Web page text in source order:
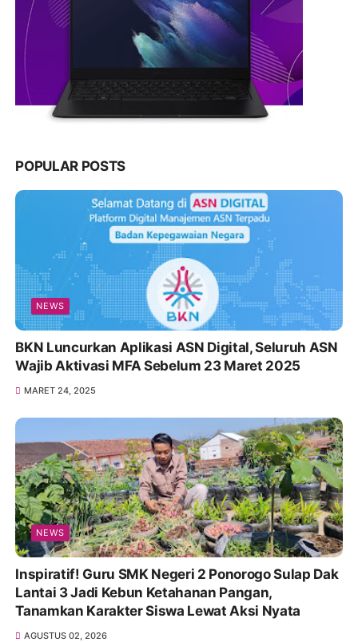
POPULAR POSTS
NEWS
BKN Luncurkan Aplikasi ASN Digital, Seluruh ASN
Wajib Aktivasi MFA Sebelum 23 Maret 2025
MARET 24, 2025
NEWS
Inspiratif! Guru SMK Negeri 2 Ponorogo Sulap Dak
Lantai 3 Jadi Kebun Ketahanan Pangan,
Tanamkan Karakter Siswa Lewat Aksi Nyata
AGUSTUS 02, 2026